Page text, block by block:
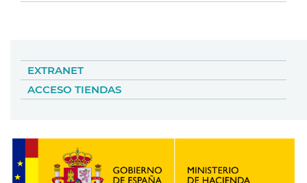
EXTRANET
ACCESO TIENDAS